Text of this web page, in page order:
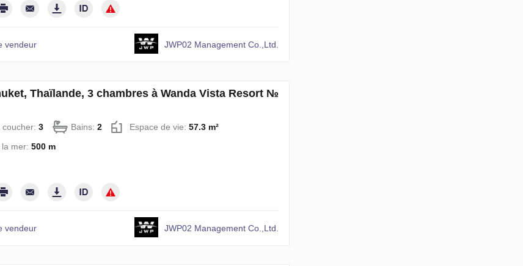
vendeur JWP02 Management Co.,Ltd.
Thaïlande, 3 chambres à Wanda Vista Resort №
3 Bains: 2 Espace de vie: 57.3 m²
mer: 500 m
vendeur JWP02 Management Co.,Ltd.